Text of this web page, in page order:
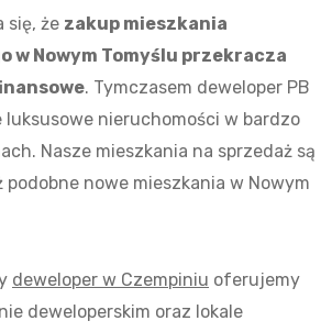
się, że zakup mieszkania
w Nowym Tomyślu przekracza
. Tymczasem deweloper PB
luksusowe nieruchomości w bardzo
Nasze mieszkania na sprzedaż są
podobne nowe mieszkania w Nowym
deweloper w Czempiniu oferujemy
deweloperskim oraz lokale